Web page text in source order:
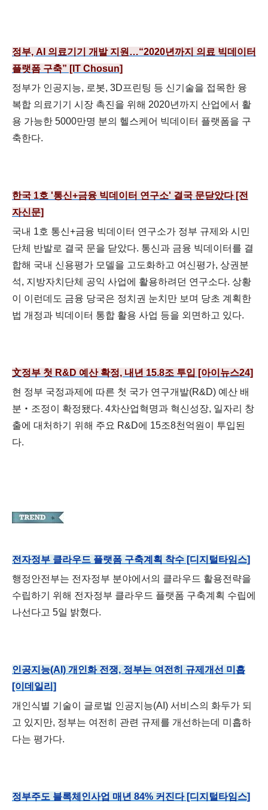
정부, AI 의료기기 개발 지원…“2020년까지 의료 빅데이터
플랫폼 구축” [IT Chosun]
정부가 인공지능, 로봇, 3D프린팅 등 신기술을 접목한 융
복합 의료기기 시장 촉진을 위해 2020년까지 산업에서 활
용 가능한 5000만명 분의 헬스케어 빅데이터 플랫폼을 구
축한다.
한국 1호 '통신+금융 빅데이터 연구소' 결국 문닫았다 [전
자신문]
국내 1호 통신+금융 빅데이터 연구소가 정부 규제와 시민
단체 반발로 결국 문을 닫았다. 통신과 금융 빅데이터를 결
합해 국내 신용평가 모델을 고도화하고 여신평가, 상권분
석, 지방자치단체 공익 사업에 활용하려던 연구소다. 상황
이 이런데도 금융 당국은 정치권 눈치만 보며 당초 계획한
법 개정과 빅데이터 통합 활용 사업 등을 외면하고 있다.
文정부 첫 R&D 예산 확정, 내년 15.8조 투입 [아이뉴스24]
현 정부 국정과제에 따른 첫 국가 연구개발(R&D) 예산 배
분‧조정이 확정됐다. 4차산업혁명과 혁신성장, 일자리 창
출에 대처하기 위해 주요 R&D에 15조8천억원이 투입된
다.
전자정부 클라우드 플랫폼 구축계획 착수 [디지털타임스]
행정안전부는 전자정부 분야에서의 클라우드 활용전략을
수립하기 위해 전자정부 클라우드 플랫폼 구축계획 수립에
나선다고 5일 밝혔다.
인공지능(AI) 개인화 전쟁, 정부는 여전히 규제개선 미흡
[이데일리]
개인식별 기술이 글로벌 인공지능(AI) 서비스의 화두가 되
고 있지만, 정부는 여전히 관련 규제를 개선하는데 미흡하
다는 평가다.
정부주도 블록체인사업 매년 84% 커진다 [디지털타임스]